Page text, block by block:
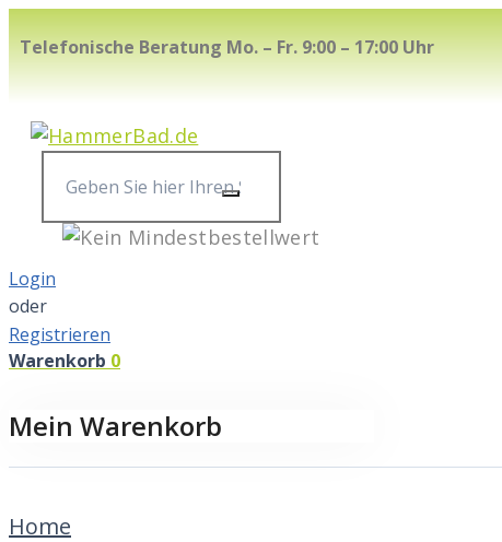
Skip
to
content
Telefonische Beratung Mo. – Fr. 9:00 – 17:00 Uhr
Sie
hier
Ihren
Suchbegriff
ein...
Login
oder
Registrieren
Warenkorb 0
Mein Warenkorb
Home